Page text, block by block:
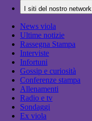
I siti del nostro network
News viola
Ultime notizie
Rassegna Stampa
Interviste
Infortuni
Gossip e curiosità
Conferenze stampa
Allenamenti
Radio e tv
Sondaggi
Ex viola